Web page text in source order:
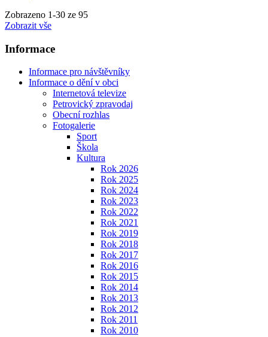
Zobrazeno 1-30 ze 95
Zobrazit vše
Informace
Informace pro návštěvníky
Informace o dění v obci
Internetová televize
Petrovický zpravodaj
Obecní rozhlas
Fotogalerie
Sport
Škola
Kultura
Rok 2026
Rok 2025
Rok 2024
Rok 2023
Rok 2022
Rok 2021
Rok 2019
Rok 2018
Rok 2017
Rok 2016
Rok 2015
Rok 2014
Rok 2013
Rok 2012
Rok 2011
Rok 2010